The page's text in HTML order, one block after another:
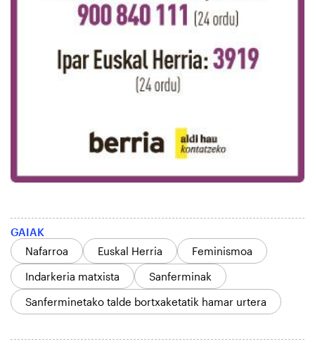
GAIAK
Nafarroa
Euskal Herria
Feminismoa
Indarkeria matxista
Sanferminak
Sanferminetako talde bortxaketatik hamar urtera